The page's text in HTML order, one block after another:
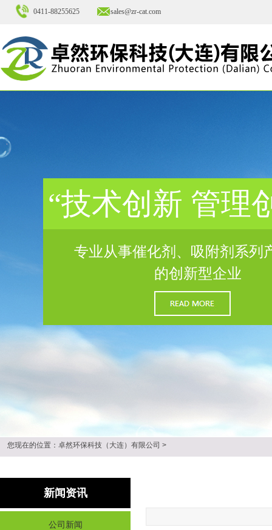
0411-88255625 sales@zr-cat.com
“技术创新 管理
专业从事催化剂、吸附剂系列
的创新型企业
新闻资讯
公司新闻
您现在的位置： 卓然环保科技（大连）有限公司 >